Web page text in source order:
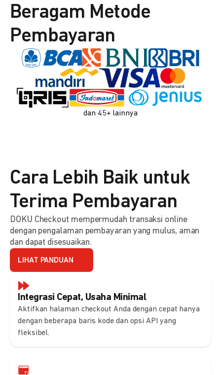
Beragam Metode
Pembayaran
dan 45+ lainnya
Integrasi Cepat, Usaha Minimal
Aktifkan halaman checkout Anda dengan cepat hanya
dengan beberapa baris kode dan opsi API yang
fleksibel.
Cara Lebih Baik untuk
Terima Pembayaran
DOKU Checkout mempermudah transaksi online
dengan pengalaman pembayaran yang mulus, aman
dan dapat disesuaikan.
LIHAT PANDUAN